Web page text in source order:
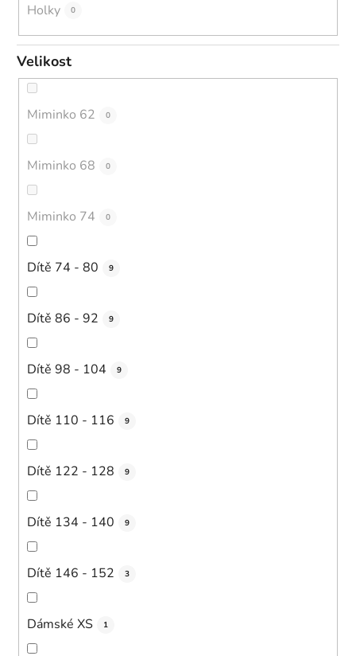
Holky 0
Velikost
Miminko 62 0
Miminko 68 0
Miminko 74 0
Dítě 74 - 80 9
Dítě 86 - 92 9
Dítě 98 - 104 9
Dítě 110 - 116 9
Dítě 122 - 128 9
Dítě 134 - 140 9
Dítě 146 - 152 3
Dámské XS 1